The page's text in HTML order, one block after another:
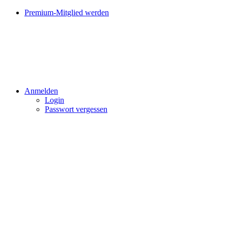
Premium-Mitglied werden
Anmelden
Login
Passwort vergessen